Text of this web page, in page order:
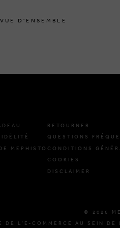
D'ENSEMBLE
MEPHISTO
RETOURNER
QUESTIONS
CONDITIONS
COOKIES
DISCLAIMER
© 2026
DE L'E-COMMERCE AU SEIN